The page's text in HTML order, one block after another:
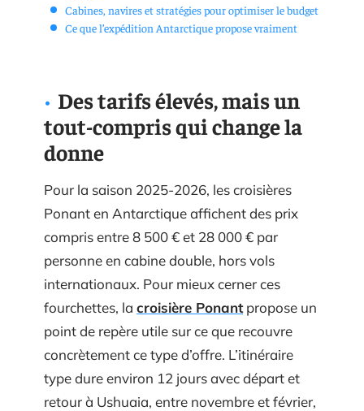
Cabines, navires et stratégies pour optimiser le budget
Ce que l’expédition Antarctique propose vraiment
Des tarifs élevés, mais un
tout-compris qui change la
donne
Pour la saison 2025-2026, les croisières
Ponant en Antarctique affichent des prix
compris entre 8 500 € et 28 000 € par
personne en cabine double, hors vols
internationaux. Pour mieux cerner ces
fourchettes, la croisière Ponantpropose un
point de repère utile sur ce que recouvre
concrètement ce type d’offre. L’itinéraire
type dure environ 12 jours avec départ et
retour à Ushuaia, entre novembre et février,